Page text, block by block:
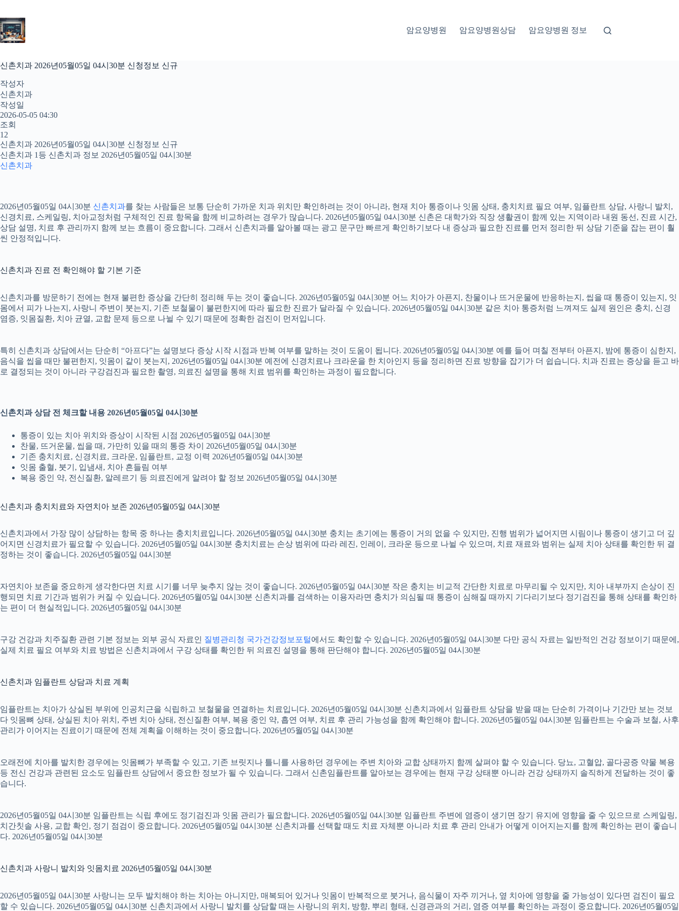
으
로
뛰
기
암요양병원 암요양병원상담 암요양병원 정보
신촌치과 2026년05월05일 04시30분 신청정보 신규
작성자
신촌치과
작성일
2026-05-05 04:30
조회
12
신촌치과 2026년05월05일 04시30분 신청정보 신규
신촌치과 1등 신촌치과 정보 2026년05월05일 04시30분
신촌치과
2026년05월05일 04시30분 신촌치과를 찾는 사람들은 보통 단순히 가까운 치과 위치만 확인하려는 것이 아니라, 현재 치아 통증이나 잇몸 상태, 충치치료 필요 여부, 임플란트 상담, 사랑니 발치,
신경치료, 스케일링, 치아교정처럼 구체적인 진료 항목을 함께 비교하려는 경우가 많습니다. 2026년05월05일 04시30분 신촌은 대학가와 직장 생활권이 함께 있는 지역이라 내원 동선, 진료 시간,
상담 설명, 치료 후 관리까지 함께 보는 흐름이 중요합니다. 그래서 신촌치과를 알아볼 때는 광고 문구만 빠르게 확인하기보다 내 증상과 필요한 진료를 먼저 정리한 뒤 상담 기준을 잡는 편이 훨
씬 안정적입니다.
신촌치과 진료 전 확인해야 할 기본 기준
신촌치과를 방문하기 전에는 현재 불편한 증상을 간단히 정리해 두는 것이 좋습니다. 2026년05월05일 04시30분 어느 치아가 아픈지, 찬물이나 뜨거운물에 반응하는지, 씹을 때 통증이 있는지, 잇
몸에서 피가 나는지, 사랑니 주변이 붓는지, 기존 보철물이 불편한지에 따라 필요한 진료가 달라질 수 있습니다. 2026년05월05일 04시30분 같은 치아 통증처럼 느껴져도 실제 원인은 충치, 신경
염증, 잇몸질환, 치아 균열, 교합 문제 등으로 나뉠 수 있기 때문에 정확한 검진이 먼저입니다.
특히 신촌치과 상담에서는 단순히 “아프다”는 설명보다 증상 시작 시점과 반복 여부를 말하는 것이 도움이 됩니다. 2026년05월05일 04시30분 예를 들어 며칠 전부터 아픈지, 밤에 통증이 심한지,
음식을 씹을 때만 불편한지, 잇몸이 같이 붓는지, 2026년05월05일 04시30분 예전에 신경치료나 크라운을 한 치아인지 등을 정리하면 진료 방향을 잡기가 더 쉽습니다. 치과 진료는 증상을 듣고 바
로 결정되는 것이 아니라 구강검진과 필요한 촬영, 의료진 설명을 통해 치료 범위를 확인하는 과정이 필요합니다.
신촌치과 상담 전 체크할 내용 2026년05월05일 04시30분
통증이 있는 치아 위치와 증상이 시작된 시점 2026년05월05일 04시30분
찬물, 뜨거운물, 씹을 때, 가만히 있을 때의 통증 차이 2026년05월05일 04시30분
기존 충치치료, 신경치료, 크라운, 임플란트, 교정 이력 2026년05월05일 04시30분
잇몸 출혈, 붓기, 입냄새, 치아 흔들림 여부
복용 중인 약, 전신질환, 알레르기 등 의료진에게 알려야 할 정보 2026년05월05일 04시30분
신촌치과 충치치료와 자연치아 보존 2026년05월05일 04시30분
신촌치과에서 가장 많이 상담하는 항목 중 하나는 충치치료입니다. 2026년05월05일 04시30분 충치는 초기에는 통증이 거의 없을 수 있지만, 진행 범위가 넓어지면 시림이나 통증이 생기고 더 깊
어지면 신경치료가 필요할 수 있습니다. 2026년05월05일 04시30분 충치치료는 손상 범위에 따라 레진, 인레이, 크라운 등으로 나뉠 수 있으며, 치료 재료와 범위는 실제 치아 상태를 확인한 뒤 결
정하는 것이 좋습니다. 2026년05월05일 04시30분
자연치아 보존을 중요하게 생각한다면 치료 시기를 너무 늦추지 않는 것이 좋습니다. 2026년05월05일 04시30분 작은 충치는 비교적 간단한 치료로 마무리될 수 있지만, 치아 내부까지 손상이 진
행되면 치료 기간과 범위가 커질 수 있습니다. 2026년05월05일 04시30분 신촌치과를 검색하는 이용자라면 충치가 의심될 때 통증이 심해질 때까지 기다리기보다 정기검진을 통해 상태를 확인하
는 편이 더 현실적입니다. 2026년05월05일 04시30분
구강 건강과 치주질환 관련 기본 정보는 외부 공식 자료인 질병관리청 국가건강정보포털에서도 확인할 수 있습니다. 2026년05월05일 04시30분 다만 공식 자료는 일반적인 건강 정보이기 때문에,
실제 치료 필요 여부와 치료 방법은 신촌치과에서 구강 상태를 확인한 뒤 의료진 설명을 통해 판단해야 합니다. 2026년05월05일 04시30분
신촌치과 임플란트 상담과 치료 계획
임플란트는 치아가 상실된 부위에 인공치근을 식립하고 보철물을 연결하는 치료입니다. 2026년05월05일 04시30분 신촌치과에서 임플란트 상담을 받을 때는 단순히 가격이나 기간만 보는 것보
다 잇몸뼈 상태, 상실된 치아 위치, 주변 치아 상태, 전신질환 여부, 복용 중인 약, 흡연 여부, 치료 후 관리 가능성을 함께 확인해야 합니다. 2026년05월05일 04시30분 임플란트는 수술과 보철, 사후
관리가 이어지는 진료이기 때문에 전체 계획을 이해하는 것이 중요합니다. 2026년05월05일 04시30분
오래전에 치아를 발치한 경우에는 잇몸뼈가 부족할 수 있고, 기존 브릿지나 틀니를 사용하던 경우에는 주변 치아와 교합 상태까지 함께 살펴야 할 수 있습니다. 당뇨, 고혈압, 골다공증 약물 복용
등 전신 건강과 관련된 요소도 임플란트 상담에서 중요한 정보가 될 수 있습니다. 그래서 신촌임플란트를 알아보는 경우에는 현재 구강 상태뿐 아니라 건강 상태까지 솔직하게 전달하는 것이 좋
습니다.
2026년05월05일 04시30분 임플란트는 식립 후에도 정기검진과 잇몸 관리가 필요합니다. 2026년05월05일 04시30분 임플란트 주변에 염증이 생기면 장기 유지에 영향을 줄 수 있으므로 스케일링,
치간칫솔 사용, 교합 확인, 정기 점검이 중요합니다. 2026년05월05일 04시30분 신촌치과를 선택할 때도 치료 자체뿐 아니라 치료 후 관리 안내가 어떻게 이어지는지를 함께 확인하는 편이 좋습니
다. 2026년05월05일 04시30분
신촌치과 사랑니 발치와 잇몸치료 2026년05월05일 04시30분
2026년05월05일 04시30분 사랑니는 모두 발치해야 하는 치아는 아니지만, 매복되어 있거나 잇몸이 반복적으로 붓거나, 음식물이 자주 끼거나, 옆 치아에 영향을 줄 가능성이 있다면 검진이 필요
할 수 있습니다. 2026년05월05일 04시30분 신촌치과에서 사랑니 발치를 상담할 때는 사랑니의 위치, 방향, 뿌리 형태, 신경관과의 거리, 염증 여부를 확인하는 과정이 중요합니다. 2026년05월05일